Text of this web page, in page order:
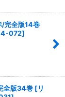
完全版14巻
072]
全版34巻 [リ